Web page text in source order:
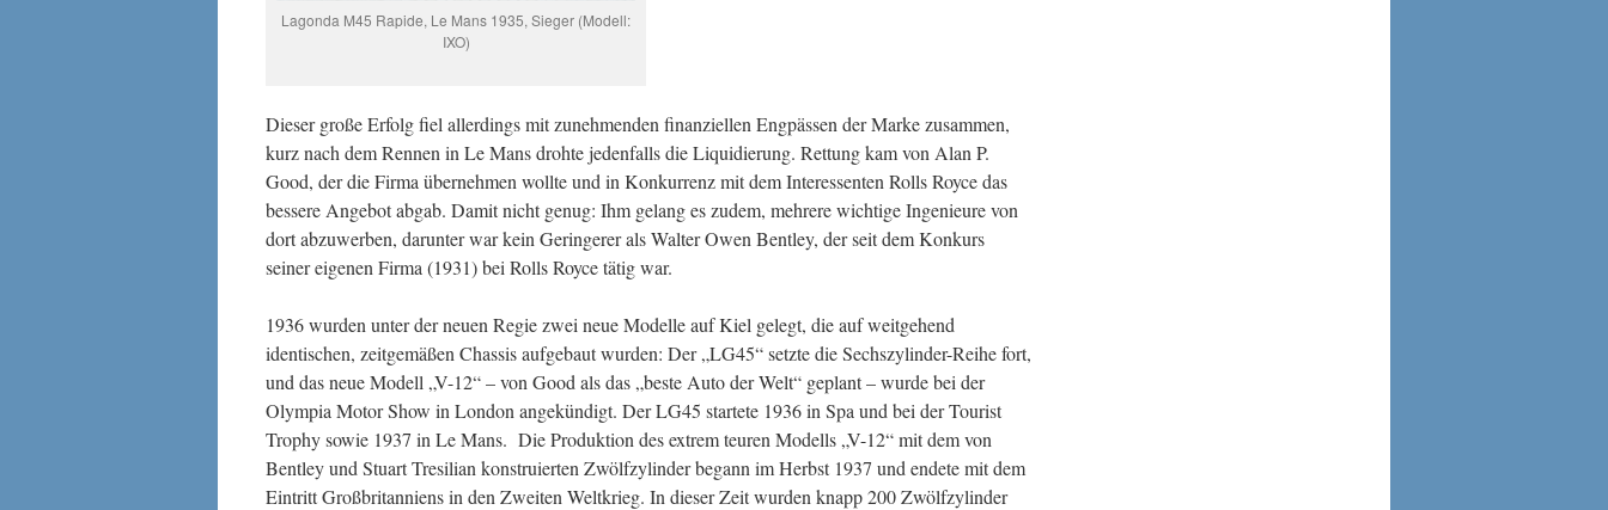
Lagonda M45 Rapide, Le Mans 1935, Sieger (Modell:
IXO)
Dieser große Erfolg fiel allerdings mit zunehmenden finanziellen Engpässen der Marke zusammen,
kurz nach dem Rennen in Le Mans drohte jedenfalls die Liquidierung. Rettung kam von Alan P.
Good, der die Firma übernehmen wollte und in Konkurrenz mit dem Interessenten Rolls Royce das
bessere Angebot abgab. Damit nicht genug: Ihm gelang es zudem, mehrere wichtige Ingenieure von
dort abzuwerben, darunter war kein Geringerer als Walter Owen Bentley, der seit dem Konkurs
seiner eigenen Firma (1931) bei Rolls Royce tätig war.
1936 wurden unter der neuen Regie zwei neue Modelle auf Kiel gelegt, die auf weitgehend
identischen, zeitgemäßen Chassis aufgebaut wurden: Der „LG45“ setzte die Sechszylinder-Reihe fort,
und das neue Modell „V-12“ – von Good als das „beste Auto der Welt“ geplant – wurde bei der
Olympia Motor Show in London angekündigt. Der LG45 startete 1936 in Spa und bei der Tourist
Trophy sowie 1937 in Le Mans. Die Produktion des extrem teuren Modells „V-12“ mit dem von
Bentley und Stuart Tresilian konstruierten Zwölfzylinder begann im Herbst 1937 und endete mit dem
Eintritt Großbritanniens in den Zweiten Weltkrieg. In dieser Zeit wurden knapp 200 Zwölfzylinder